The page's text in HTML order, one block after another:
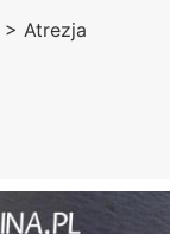
>Atrezja